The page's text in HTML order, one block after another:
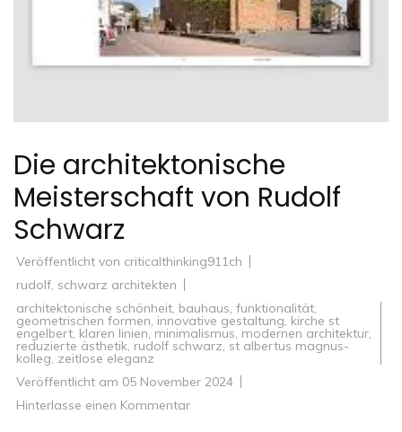
Die architektonische
Meisterschaft von Rudolf
Schwarz
Veröffentlicht von criticalthinking911ch
rudolf, schwarz architekten
architektonische schönheit, bauhaus, funktionalität,
geometrischen formen, innovative gestaltung, kirche st
engelbert, klaren linien, minimalismus, modernen architektur,
reduzierte ästhetik, rudolf schwarz, st albertus magnus-
kolleg, zeitlose eleganz
Veröffentlicht am 05 November 2024
Hinterlasse einen Kommentarzu